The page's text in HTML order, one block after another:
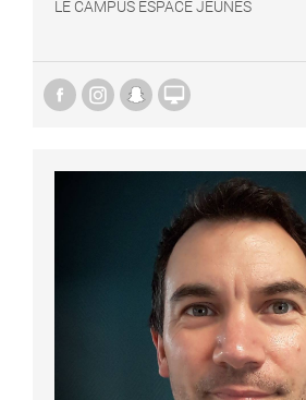
LE CAMPUS ESPACE JEUNES
